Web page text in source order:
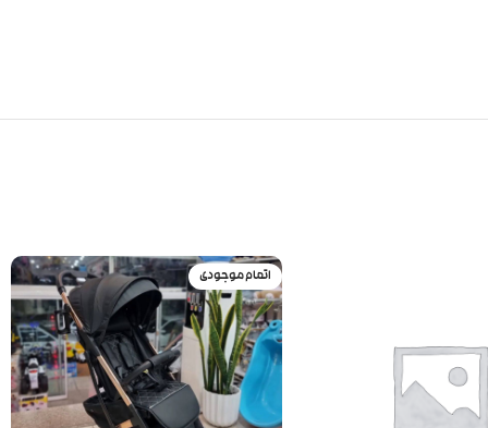
اتمام موجودی